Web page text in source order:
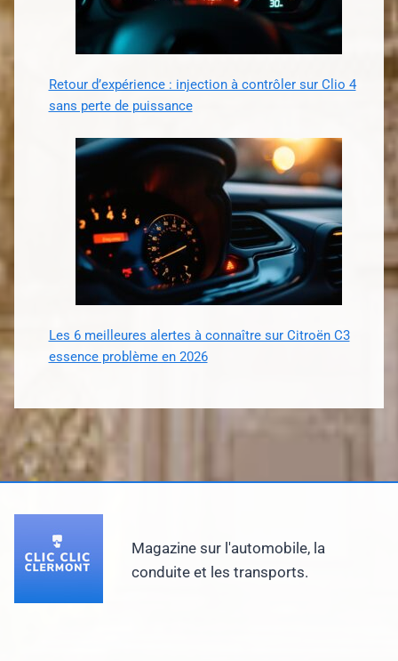
Retour d’expérience : injection à contrôler sur Clio 4
sans perte de puissance
Les 6 meilleures alertes à connaître sur Citroën C3
essence problème en 2026
Magazine sur l'automobile, la
conduite et les transports.